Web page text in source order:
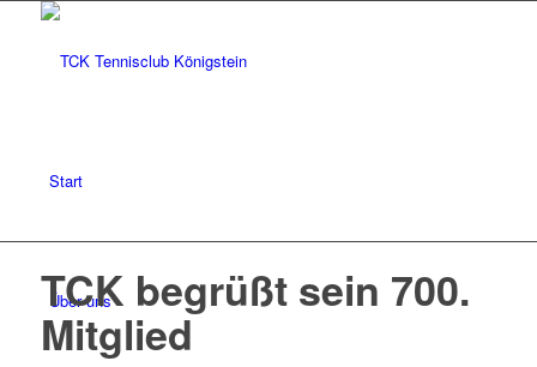
Start
Über uns
TCK begrüßt sein 700.
Mitglied